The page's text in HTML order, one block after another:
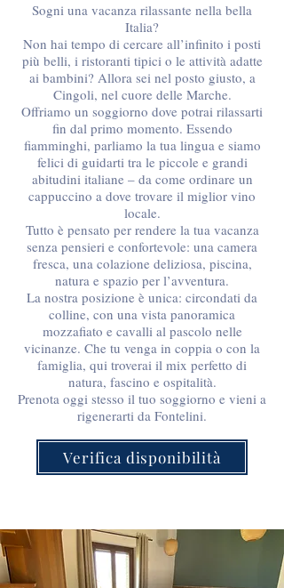
Sogni una vacanza rilassante nella bella
Italia?
Non hai tempo di cercare all’infinito i posti
più belli, i ristoranti tipici o le attività adatte
ai bambini? Allora sei nel posto giusto, a
Cingoli, nel cuore delle Marche.
Offriamo un soggiorno dove potrai rilassarti
fin dal primo momento. Essendo
fiamminghi, parliamo la tua lingua e siamo
felici di guidarti tra le piccole e grandi
abitudini italiane – da come ordinare un
cappuccino a dove trovare il miglior vino
locale.
Tutto è pensato per rendere la tua vacanza
senza pensieri e confortevole: una camera
fresca, una colazione deliziosa, piscina,
natura e spazio per l’avventura.
La nostra posizione è unica: circondati da
colline, con una vista panoramica
mozzafiato e cavalli al pascolo nelle
vicinanze. Che tu venga in coppia o con la
famiglia, qui troverai il mix perfetto di
natura, fascino e ospitalità.
Prenota oggi stesso il tuo soggiorno e vieni a
rigenerarti da Fontelini.
Verifica disponibilità